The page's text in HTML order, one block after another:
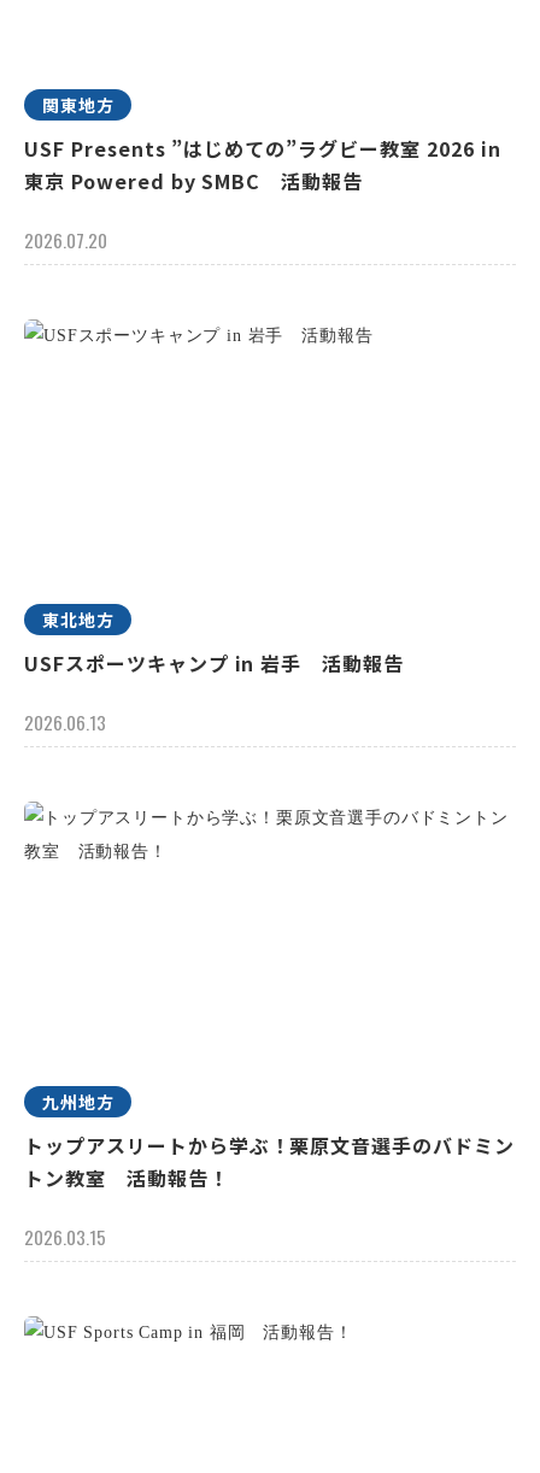
関東地方
USF Presents ”はじめての”ラグビー教室 2026 in
東京 Powered by SMBC 活動報告
2026.07.20
東北地方
USFスポーツキャンプ in 岩手 活動報告
2026.06.13
九州地方
トップアスリートから学ぶ！栗原文音選手のバドミン
トン教室 活動報告！
2026.03.15